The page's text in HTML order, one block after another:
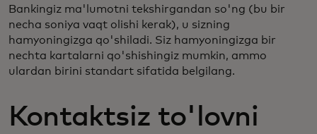
Bankingiz ma'lumotni tekshirgandan so'ng (bu bir
necha soniya vaqt olishi kerak), u sizning
hamyoningizga qo'shiladi. Siz hamyoningizga bir
nechta kartalarni qo'shishingiz mumkin, ammo
ulardan birini standart sifatida belgilang.
Kontaktsiz to'lovni